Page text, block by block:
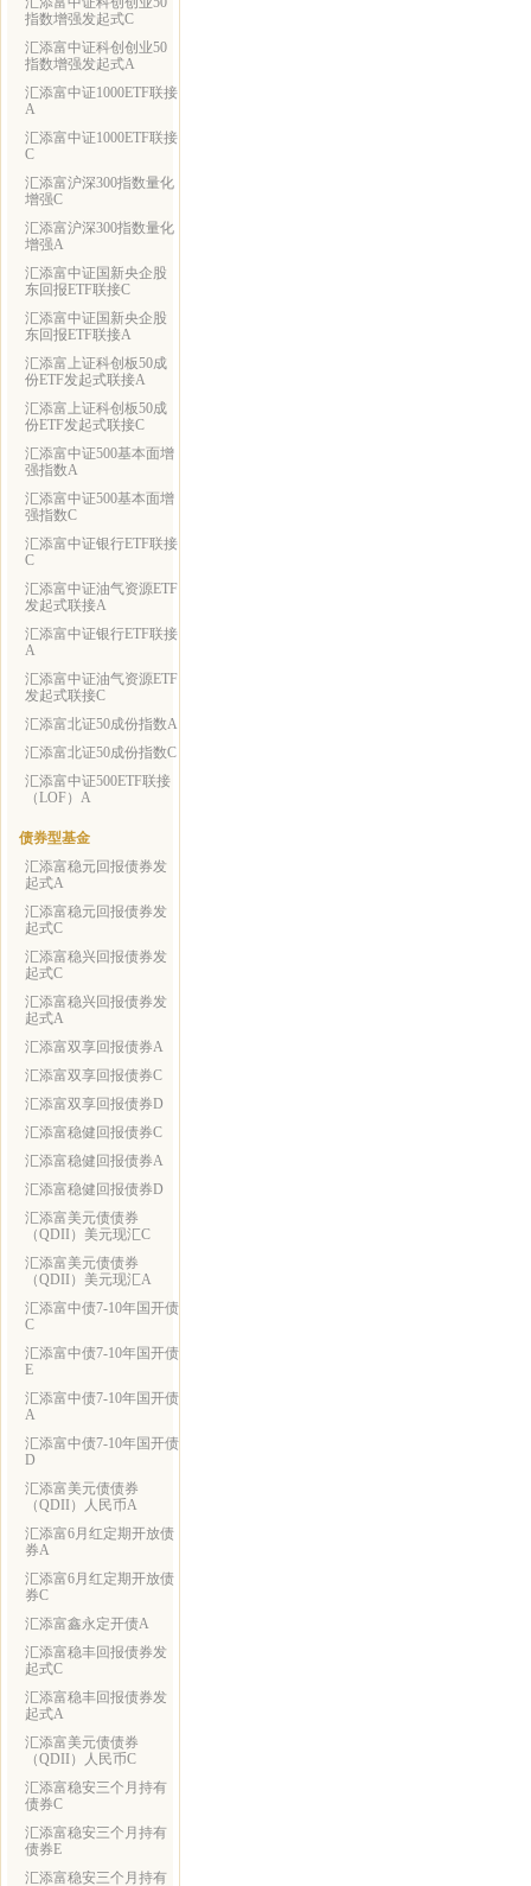
指数增强发起式C
汇添富中证科创创业50
指数增强发起式A
汇添富中证1000ETF联接
A
汇添富中证1000ETF联接
C
汇添富沪深300指数量化
增强C
汇添富沪深300指数量化
增强A
汇添富中证国新央企股
东回报ETF联接C
汇添富中证国新央企股
东回报ETF联接A
汇添富上证科创板50成
份ETF发起式联接A
汇添富上证科创板50成
份ETF发起式联接C
汇添富中证500基本面增
强指数A
汇添富中证500基本面增
强指数C
汇添富中证银行ETF联接
C
汇添富中证油气资源ETF
发起式联接A
汇添富中证银行ETF联接
A
汇添富中证油气资源ETF
发起式联接C
汇添富北证50成份指数A
汇添富北证50成份指数C
汇添富中证500ETF联接
（LOF）A
债券型基金
汇添富稳元回报债券发
起式A
汇添富稳元回报债券发
起式C
汇添富稳兴回报债券发
起式C
汇添富稳兴回报债券发
起式A
汇添富双享回报债券A
汇添富双享回报债券C
汇添富双享回报债券D
汇添富稳健回报债券C
汇添富稳健回报债券A
汇添富稳健回报债券D
汇添富美元债债券
（QDII）美元现汇C
汇添富美元债债券
（QDII）美元现汇A
汇添富中债7-10年国开债
C
汇添富中债7-10年国开债
E
汇添富中债7-10年国开债
A
汇添富中债7-10年国开债
D
汇添富美元债债券
（QDII）人民币A
汇添富6月红定期开放债
券A
汇添富6月红定期开放债
券C
汇添富鑫永定开债A
汇添富稳丰回报债券发
起式C
汇添富稳丰回报债券发
起式A
汇添富美元债债券
（QDII）人民币C
汇添富稳安三个月持有
债券C
汇添富稳安三个月持有
债券E
汇添富稳安三个月持有